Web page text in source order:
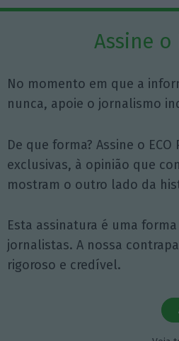
Assine o
No momento em que a
nunca, apoie o jornalismo
De que forma? Assine o
exclusivas, à opinião que
mostram o outro lado da
Esta assinatura é uma
jornalistas. A nossa
rigoroso e credível.